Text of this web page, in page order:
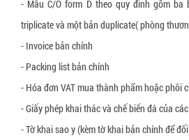
- Mẫu C/O form D theo quy đinh gồm
triplicate và một bản duplicate( phòng
- Invoice bản chính
- Packing list bản chính
- Hóa đơn VAT mua thành phẩm hoặc phôi
- Giấy phép khai thác và chế biến đá của
- Tờ khai sao y (kèm tờ khai bản chính để